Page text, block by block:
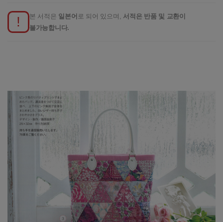
! 본 서적은 일본어 로 되어 있으며, 서적은 반품 및 교환이
불가능합니다.